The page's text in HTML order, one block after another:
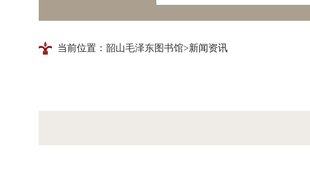
当前位置： 韶山毛泽东图书馆>新闻资讯